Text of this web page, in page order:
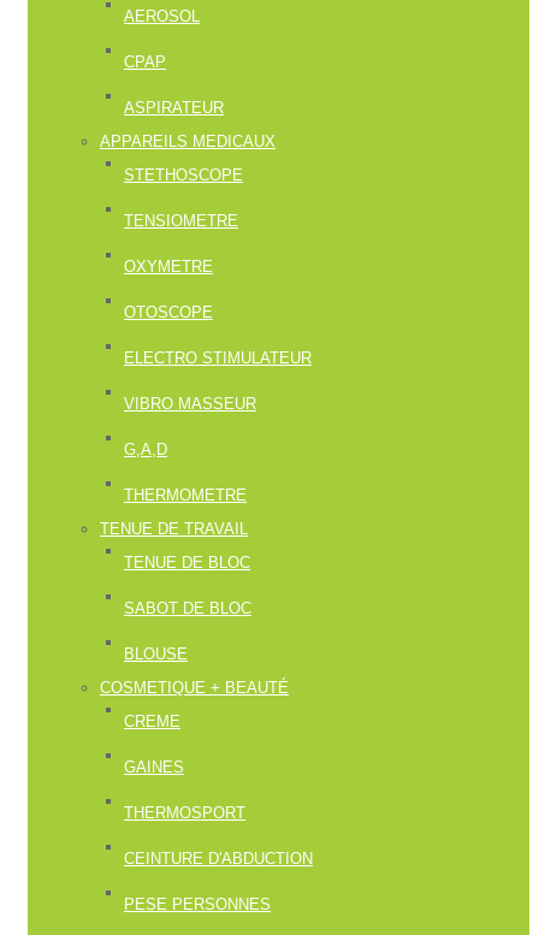
AEROSOL
CPAP
ASPIRATEUR
APPAREILS MEDICAUX
STETHOSCOPE
TENSIOMETRE
OXYMETRE
OTOSCOPE
ELECTRO STIMULATEUR
VIBRO MASSEUR
G,A,D
THERMOMETRE
TENUE DE TRAVAIL
TENUE DE BLOC
SABOT DE BLOC
BLOUSE
COSMETIQUE + BEAUTÉ
CREME
GAINES
THERMOSPORT
CEINTURE D'ABDUCTION
PESE PERSONNES